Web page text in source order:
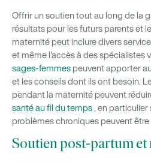
Offrir un soutien tout au long de la
résultats pour les futurs parents et
maternité peut inclure divers
et même l'accès à des spécialistes
sages-femmes peuvent apporter
et les conseils dont ils ont besoin.
pendant la maternité peuvent
santé au fil du temps, en particulier
problèmes chroniques peuvent être
Soutien post-partum et